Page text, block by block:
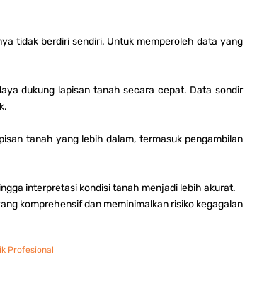
tidak berdiri sendiri. Untuk memperoleh data yang
dukung lapisan tanah secara cepat. Data sondir
tanah yang lebih dalam, termasuk pengambilan
interpretasi kondisi tanah menjadi lebih akurat.
komprehensif dan meminimalkan risiko kegagalan
Profesional